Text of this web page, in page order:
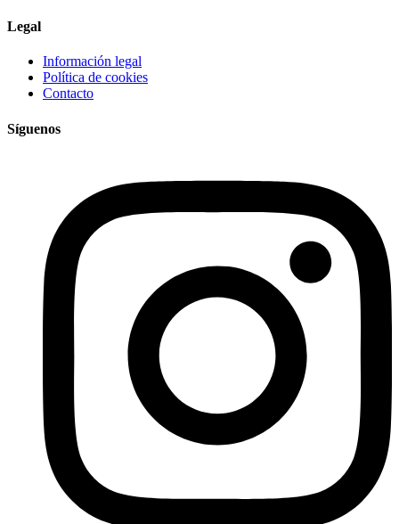
Legal
Información legal
Política de cookies
Contacto
Síguenos